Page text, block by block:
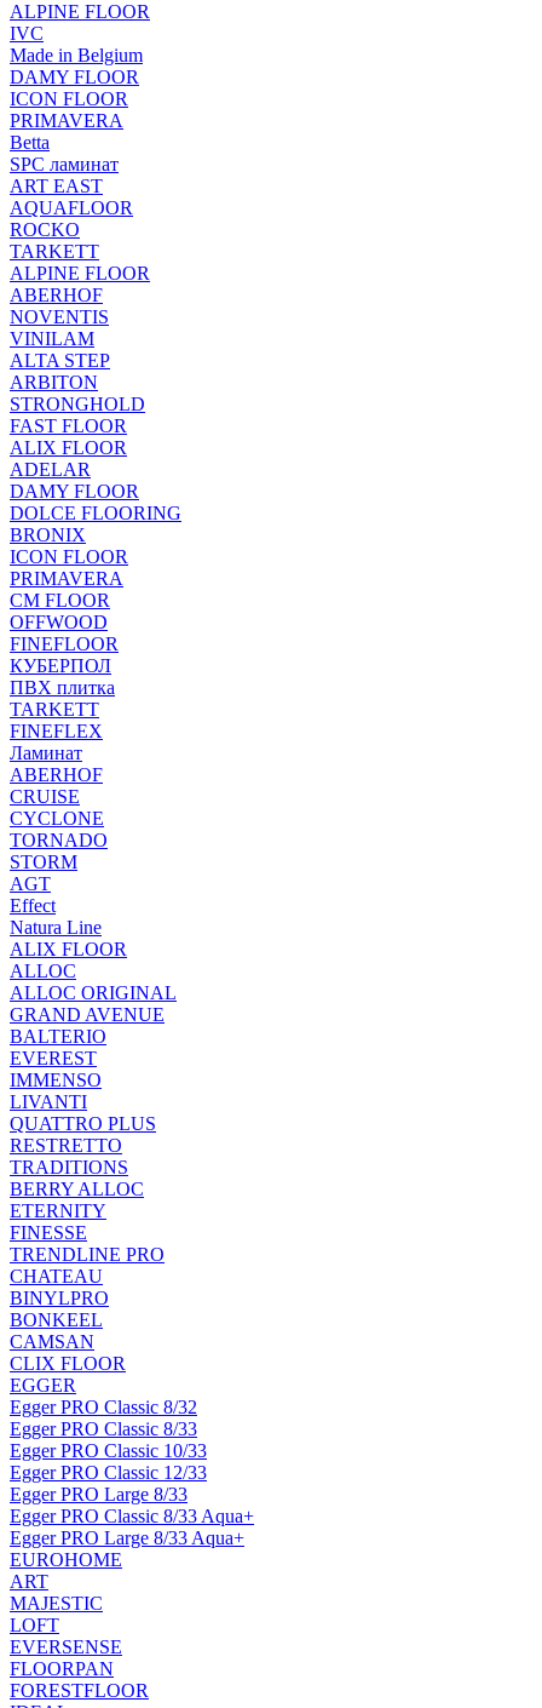
ALPINE FLOOR
IVC
Made in Belgium
DAMY FLOOR
ICON FLOOR
PRIMAVERA
Betta
SPC ламинат
ART EAST
AQUAFLOOR
ROCKO
TARKETT
ALPINE FLOOR
ABERHOF
NOVENTIS
VINILAM
ALTA STEP
ARBITON
STRONGHOLD
FAST FLOOR
ALIX FLOOR
ADELAR
DAMY FLOOR
DOLCE FLOORING
BRONIX
ICON FLOOR
PRIMAVERA
CM FLOOR
OFFWOOD
FINEFLOOR
КУБЕРПОЛ
ПВХ плитка
TARKETT
FINEFLEX
Ламинат
ABERHOF
CRUISE
CYCLONE
TORNADO
STORM
AGT
Effect
Natura Line
ALIX FLOOR
ALLOC
ALLOC ORIGINAL
GRAND AVENUE
BALTERIO
EVEREST
IMMENSO
LIVANTI
QUATTRO PLUS
RESTRETTO
TRADITIONS
BERRY ALLOC
ETERNITY
FINESSE
TRENDLINE PRO
CHATEAU
BINYLPRO
BONKEEL
CAMSAN
CLIX FLOOR
EGGER
Egger PRO Classic 8/32
Egger PRO Classic 8/33
Egger PRO Classic 10/33
Egger PRO Classic 12/33
Egger PRO Large 8/33
Egger PRO Classic 8/33 Aqua+
Egger PRO Large 8/33 Aqua+
EUROHOME
ART
MAJESTIC
LOFT
EVERSENSE
FLOORPAN
FORESTFLOOR